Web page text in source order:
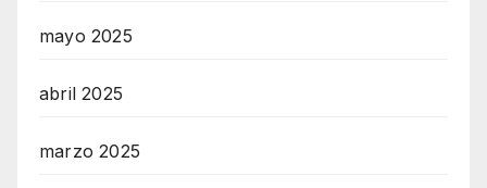
mayo 2025
abril 2025
marzo 2025